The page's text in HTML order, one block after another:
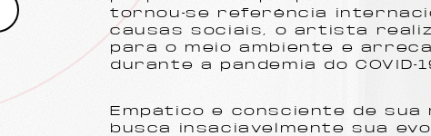
tornou-se referência
causas sociais, o artista
para o meio ambiente e
durante a pandemia do COVID-
Empático e consciente de sua
busca insaciavelmente sua